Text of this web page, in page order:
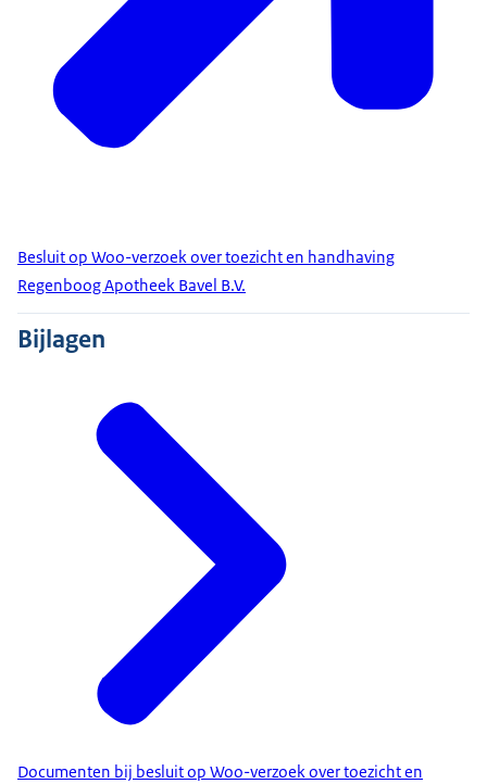
Besluit op Woo-verzoek over toezicht en handhaving
Regenboog Apotheek Bavel B.V.
Bijlagen
Documenten bij besluit op Woo-verzoek over toezicht en